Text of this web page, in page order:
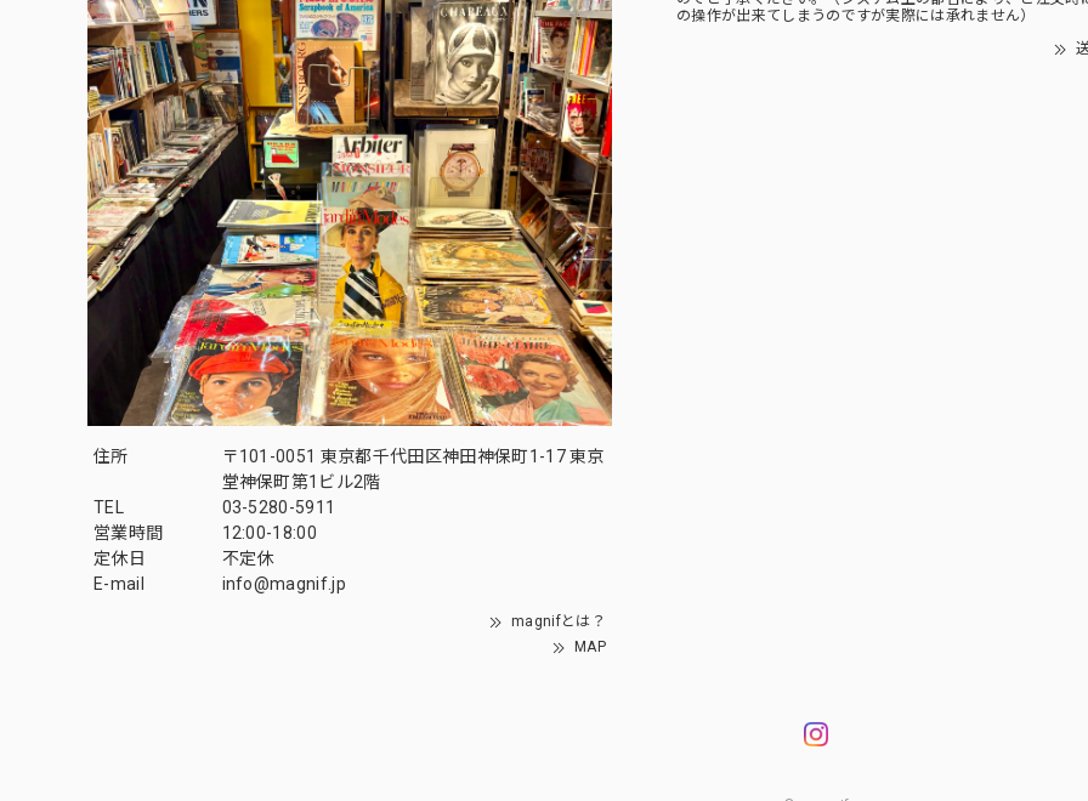
住所
〒101-0051 東京都千代田区神田神保町1-17 東京
堂神保町第1ビル2階
TEL
03-5280-5911
営業時間
12:00-18:00
定休日
不定休
E-mail
info@magnif.jp
magnifとは？
MAP
の操作が出来てしまうのですが実際には承れません）